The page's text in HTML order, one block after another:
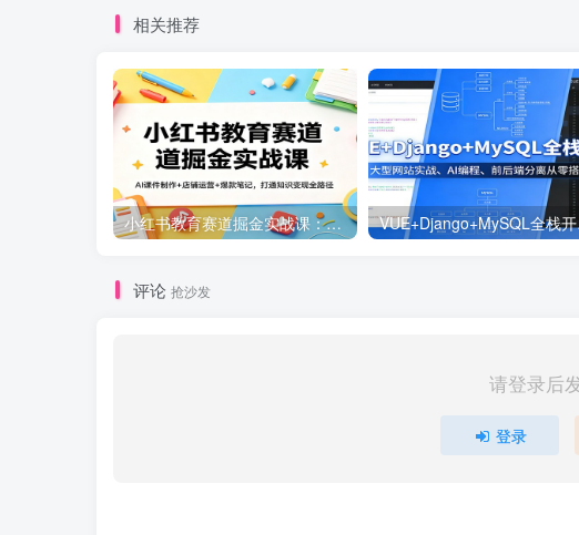
相关推荐
小红书教育赛道掘金实战课：AI课件制作+店铺运营+爆款笔记，打通知识变现全路径
评论 抢沙发
请登录后
登录